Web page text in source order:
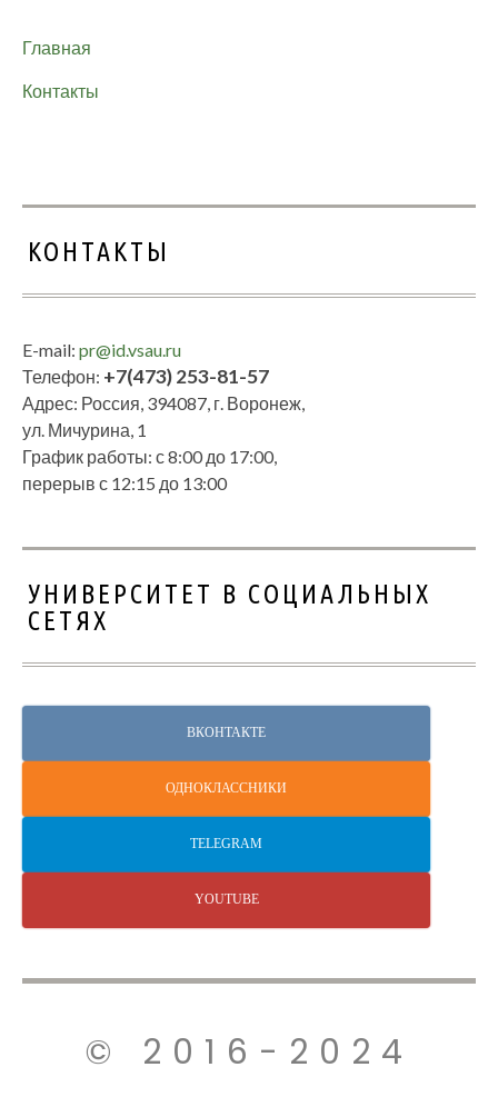
Главная
Контакты
КОНТАКТЫ
E-mail: pr@id.vsau.ru
Телефон: +7(473) 253-81-57
Адрес: Россия, 394087, г. Воронеж,
ул. Мичурина, 1
График работы: с 8:00 до 17:00,
перерыв с 12:15 до 13:00
УНИВЕРСИТЕТ В СОЦИАЛЬНЫХ
СЕТЯХ
ВКОНТАКТЕ
ОДНОКЛАССНИКИ
TELEGRAM
YOUTUBE
© 2016-2024